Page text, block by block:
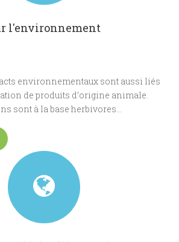
l'environnement
environnementaux sont aussi liés
de produits d’origine animale.
sont à la base herbivores…